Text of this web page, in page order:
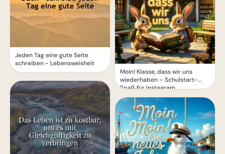
Jeden Tag eine gute Seite
schreiben - Lebensweisheit
Moin! Klasse, dass wir uns
wiederhaben – Schulstart-
Spaß für Instagram